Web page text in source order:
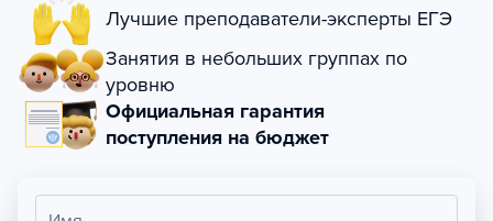
Лучшие преподаватели-эксперты ЕГЭ
Занятия в небольших группах по
уровню
Официальная гарантия
поступления на бюджет